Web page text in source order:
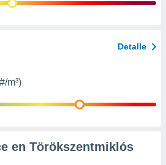
Detalle
m³)
en Törökszentmiklós